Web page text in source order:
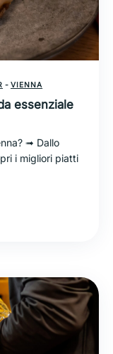
- VIENNA
essenziale
➟ Dallo
i migliori piatti